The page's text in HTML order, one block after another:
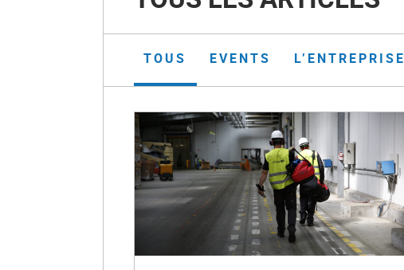
TOUS EVENTS L’ENTREPRISE